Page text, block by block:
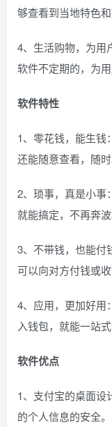
够查看到当地特色
4、生活购物，为用
软件不定期的，为
软件特性
1、零花钱，能生钱
还能随意查看，随时
2、琐事，真是小
就能搞定，不再奔波
3、不带钱，也能付
可以向对方付钱或收
4、应用，更加好用
入钱包，就能一站式
软件优点
1、支付宝的桌面设
的个人信息的安全。